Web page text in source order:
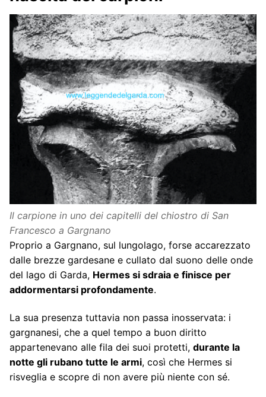
Il carpione in uno dei capitelli del chiostro di San
Francesco a Gargnano
Proprio a Gargnano, sul lungolago, forse accarezzato
dalle brezze gardesane e cullato dal suono delle onde
del lago di Garda, Hermes si sdraia e finisce per
addormentarsi profondamente.
La sua presenza tuttavia non passa inosservata: i
gargnanesi, che a quel tempo a buon diritto
appartenevano alle fila dei suoi protetti, durante la
notte gli rubano tutte le armi, così che Hermes si
risveglia e scopre di non avere più niente con sé.